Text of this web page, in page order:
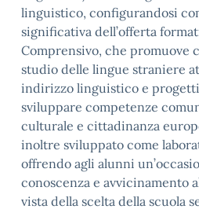
linguistico, configurandosi
significativa dell’offerta
Comprensivo, che promuove
studio delle lingue straniere
indirizzo linguistico e
sviluppare competenze
culturale e cittadinanza
inoltre sviluppato come
offrendo agli alunni
conoscenza e avvicinamento
vista della scelta della scuola